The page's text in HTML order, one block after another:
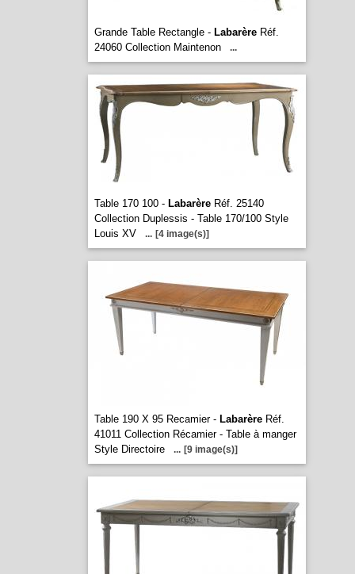
Grande Table Rectangle - LabarèreRéf.
24060 Collection Maintenon
...
Table 170 100 - LabarèreRéf. 25140
Collection Duplessis - Table 170/100 Style
Louis XV
... [4 image(s)]
Table 190 X 95 Recamier - LabarèreRéf.
41011 Collection Récamier - Table à manger
Style Directoire
... [9 image(s)]